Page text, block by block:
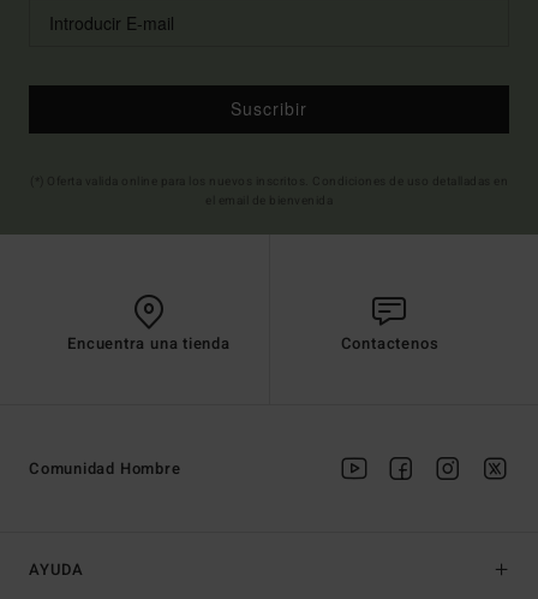
Suscribir
Encuentra una tienda Contactenos
AYUDA
Comunidad Hombre